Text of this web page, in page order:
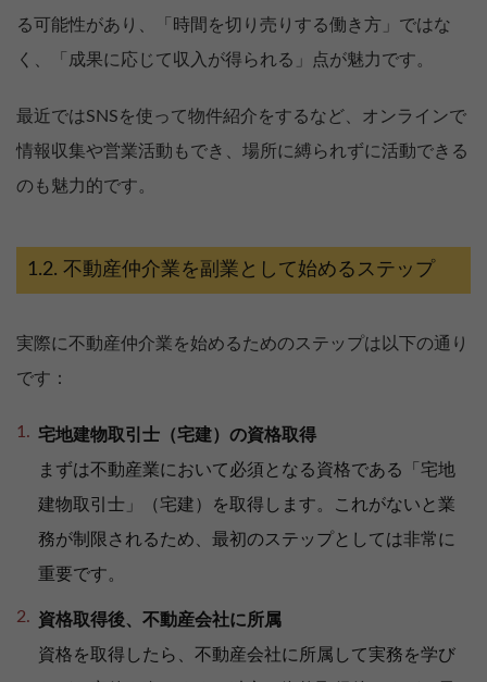
る可能性があり、「時間を切り売りする働き方」ではな
く、「成果に応じて収入が得られる」点が魅力です。
最近ではSNSを使って物件紹介をするなど、オンラインで
情報収集や営業活動もでき、場所に縛られずに活動できる
のも魅力的です。
不動産仲介業を副業として始めるステップ
実際に不動産仲介業を始めるためのステップは以下の通り
です：
宅地建物取引士（宅建）の資格取得
まずは不動産業において必須となる資格である「宅地
建物取引士」（宅建）を取得します。これがないと業
務が制限されるため、最初のステップとしては非常に
重要です。
資格取得後、不動産会社に所属
資格を取得したら、不動産会社に所属して実務を学び